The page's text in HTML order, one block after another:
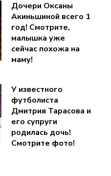
Дочери Оксаны
Акиньшиной всего 1
год! Смотрите,
малышка уже
сейчас похожа на
маму!
У известного
футболиста
Дмитрия Тарасова и
его супруги
родилась дочь!
Смотрите фото!